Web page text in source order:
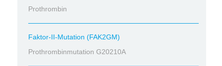
Prothrombin
Faktor-II-Mutation (FAK2GM)
Prothrombinmutation G20210A